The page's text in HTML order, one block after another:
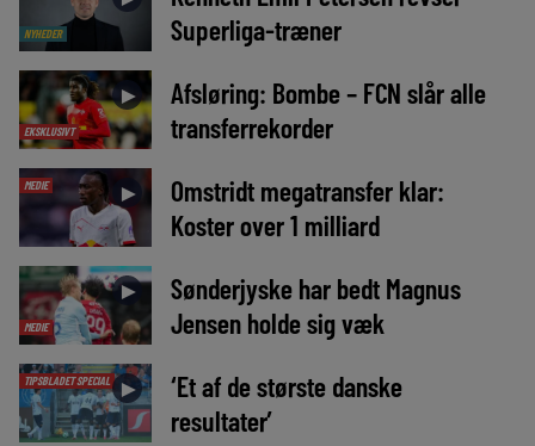
NYHEDER
Superliga-træner
EKSKLUSIVT
►
Afsløring: Bombe – FCN slår alle
transferrekorder
MEDIE ►
Omstridt megatransfer klar:
Koster over 1 milliard
MEDIE
►
Sønderjyske har bedt Magnus
Jensen holde sig væk
TIPSBLADET SPECIAL ►
‘Et af de største danske
resultater’